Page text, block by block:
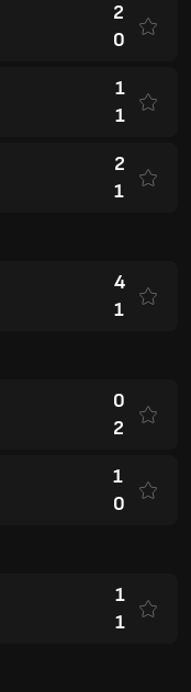
2
0
1
1
2
1
4
1
0
2
1
0
1
1